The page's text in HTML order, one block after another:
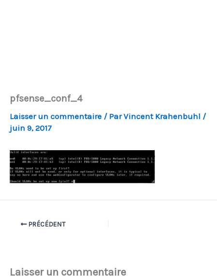
pfsense_conf_4
Laisser un commentaire / ParVincent Krahenbuhl /
juin 9, 2017
PRÉCÉDENT
Laisser un commentaire